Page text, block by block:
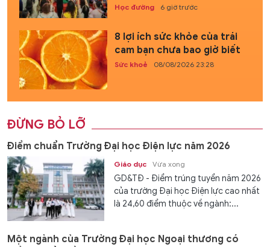
Học đường 6 giờ trước
8 lợi ích sức khỏe của trái
cam bạn chưa bao giờ biết
Sức khoẻ 08/08/2026 23:28
ĐỪNG BỎ LỠ
Điểm chuẩn Trường Đại học Điện lực năm 2026
Giáo dục Vừa xong
GD&TĐ - Điểm trúng tuyển năm 2026
của trường Đại học Điện lực cao nhất
là 24,60 điểm thuộc về ngành:...
Một ngành của Trường Đại học Ngoại thương có